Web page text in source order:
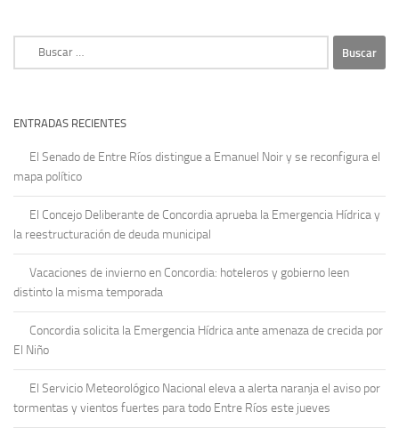
ENTRADAS RECIENTES
El Senado de Entre Ríos distingue a Emanuel Noir y se reconfigura el
mapa político
El Concejo Deliberante de Concordia aprueba la Emergencia Hídrica y
la reestructuración de deuda municipal
Vacaciones de invierno en Concordia: hoteleros y gobierno leen
distinto la misma temporada
Concordia solicita la Emergencia Hídrica ante amenaza de crecida por
El Niño
El Servicio Meteorológico Nacional eleva a alerta naranja el aviso por
tormentas y vientos fuertes para todo Entre Ríos este jueves